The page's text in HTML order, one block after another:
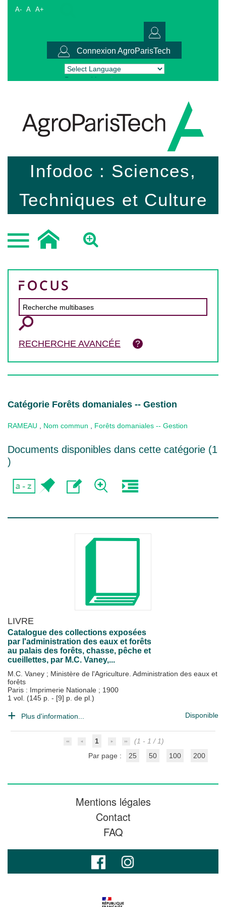
A- A A+
Connexion AgroParisTech
Powered by Translate
Infodoc : Sciences,
Techniques et Culture
RECHERCHE AVANCÉE
Catégorie Forêts domaniales -- Gestion
RAMEAU Nom commun Forêts domaniales -- Gestion
Documents disponibles dans cette catégorie (1
)
LIVRE
Catalogue des collections exposées
par l'administration des eaux et forêts
au palais des forêts, chasse, pêche et
cueillettes, par M.C. Vaney,...
M.C. Vaney ; Ministère de l'Agriculture. Administration des eaux et
forêts
Paris : Imprimerie Nationale ; 1900
1 vol. (145 p. - [9] p. de pl.)
Plus d'information... Disponible
1
(1 - 1 / 1)
Par page :
25 50 100 200
Mentions légales
Contact
FAQ